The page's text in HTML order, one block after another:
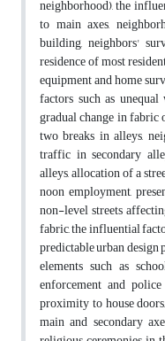
neighborhood), the
to main axes,
building, neighbors'
residence of most
equipment and home
factors such as
gradual change in fabric
two breaks in alleys,
traffic in secondary
alleys, allocation of a
noon employment,
non-level streets
fabric, the influential
predictable urban
elements such as
enforcement and
proximity to house
main and secondary